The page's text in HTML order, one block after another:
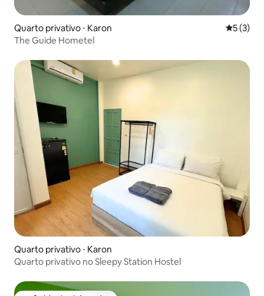
Quarto privativo ⋅ Karon 5 de
5 (3)
The Guide Hometel
Quarto privativo ⋅ Karon
Quarto privativo no Sleepy Station Hostel